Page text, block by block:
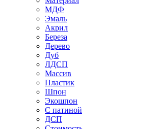
МДФ
Эмаль
Акрил
Береза
Дерево
Дуб
ЛДСП
Массив
Пластик
Шпон
Экошпон
С патиной
ДСП